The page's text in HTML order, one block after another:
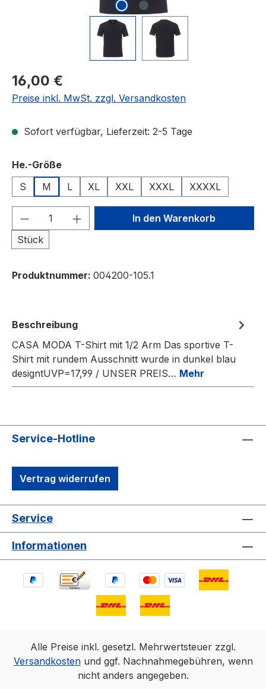
Regulärer Preis:
16,00 €
Preise inkl. MwSt. zzgl. Versandkosten
Sofort verfügbar, Lieferzeit: 2-5 Tage
He.-Größeauswählen
S
M L XL XXL XXXL XXXXL
Produkt Anzahl: Gib den
Stück
In den Warenkorb
Produktnummer: 004200-105.1
Beschreibung
CASA MODA T-Shirt mit 1/2 Arm Das sportive T-
Shirt mit rundem Ausschnitt wurde in dunkel blau
designtUVP=17,99 / UNSER PREIS… Mehr
Service-Hotline
Vertrag widerrufen
Service
Informationen
Alle Preise inkl. gesetzl. Mehrwertsteuer zzgl.
Versandkostenund ggf. Nachnahmegebühren, wenn
nicht anders angegeben.